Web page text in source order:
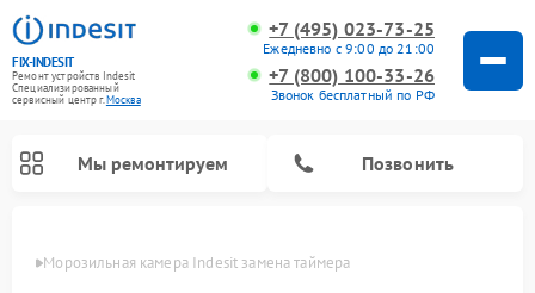
FIX-INDESIT
Ремонт устройств Indesit
Специализированный
cервисный центр г.Москва
+7 (495) 023-73-25
Ежедневно с 9:00 до 21:00
+7 (800) 100-33-26
Звонок бесплатный по РФ
Мы ремонтируем Позвонить
Морозильная камера Indesit замена таймера